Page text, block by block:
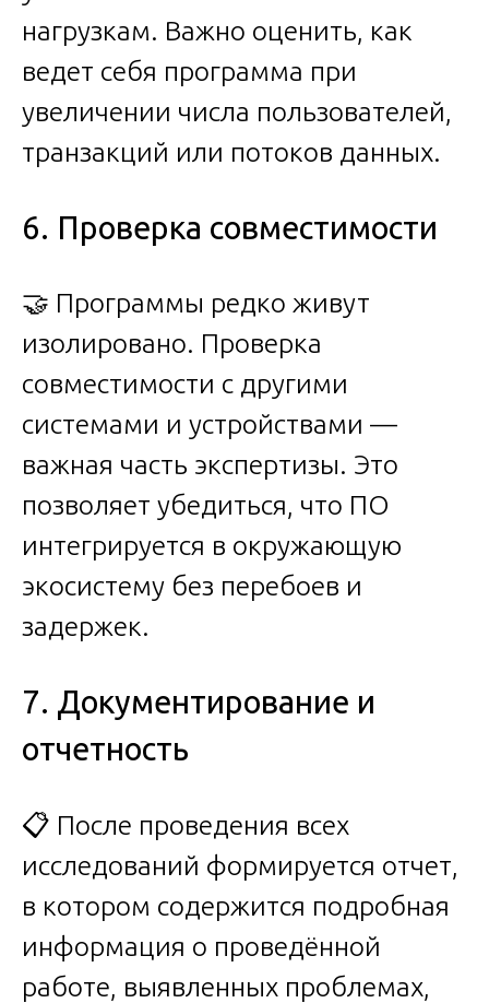
нагрузкам. Важно оценить, как
ведет себя программа при
увеличении числа пользователей,
транзакций или потоков данных.
6. Проверка совместимости
🤝 Программы редко живут
изолировано. Проверка
совместимости с другими
системами и устройствами —
важная часть экспертизы. Это
позволяет убедиться, что ПО
интегрируется в окружающую
экосистему без перебоев и
задержек.
7. Документирование и
отчетность
📋 После проведения всех
исследований формируется отчет,
в котором содержится подробная
информация о проведённой
работе, выявленных проблемах,